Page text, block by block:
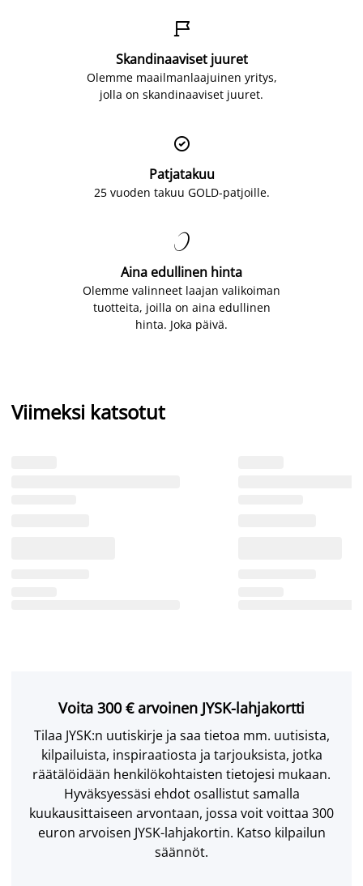

Skandinaaviset juuret
Olemme maailmanlaajuinen yritys,
jolla on skandinaaviset juuret.

Patjatakuu
25 vuoden takuu GOLD-patjoille.

Aina edullinen hinta
Olemme valinneet laajan valikoiman
tuotteita, joilla on aina edullinen
hinta. Joka päivä.
Viimeksi katsotut
Voita 300 € arvoinen JYSK-lahjakortti
Tilaa JYSK:n uutiskirje ja saa tietoa mm. uutisista,
kilpailuista, inspiraatiosta ja tarjouksista, jotka
räätälöidään henkilökohtaisten tietojesi mukaan.
Hyväksyessäsi ehdot osallistut samalla
kuukausittaiseen arvontaan, jossa voit voittaa 300
euron arvoisen JYSK-lahjakortin. Katso kilpailun
säännöt.